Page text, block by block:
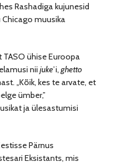
Rashadiga kujunesid
muusika
TASO ühise Euroopa
niijuke’i,ghetto
„Kõik, kes te arvate, et
ümber,”
ja ülesastumisi
Pärnus
Eksistants, mis